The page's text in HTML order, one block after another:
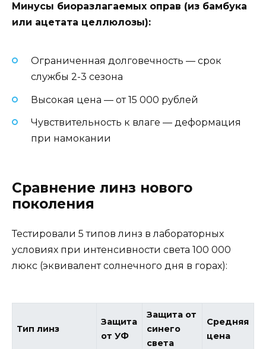
Минусы биоразлагаемых оправ (из бамбука
или ацетата целлюлозы):
Ограниченная долговечность — срок
службы 2-3 сезона
Высокая цена — от 15 000 рублей
Чувствительность к влаге — деформация
при намокании
Сравнение линз нового
поколения
Тестировали 5 типов линз в лабораторных
условиях при интенсивности света 100 000
люкс (эквивалент солнечного дня в горах):
Тип линз
Защита
от УФ
Защита от
синего
света
Средняя
цена